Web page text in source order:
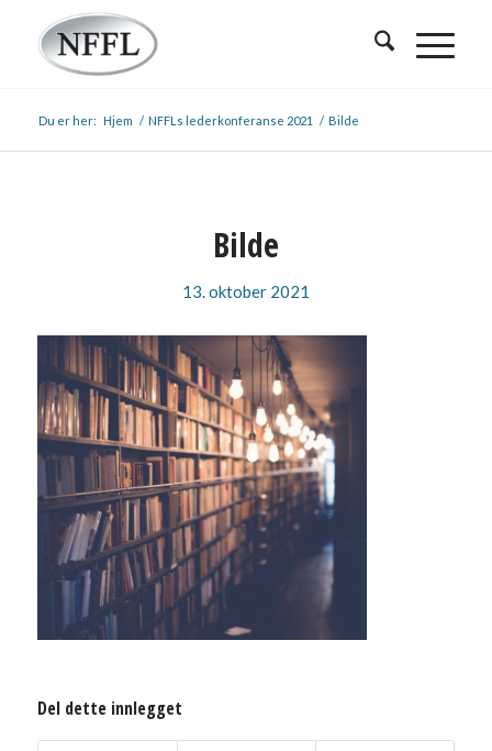
Du er her: Hjem / NFFLs lederkonferanse 2021 / Bilde
Bilde
13. oktober 2021
Del dette innlegget